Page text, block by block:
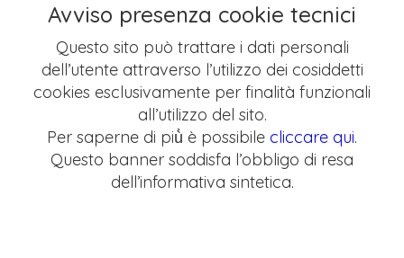
Avviso presenza cookie tecnici
Questo sito può trattare i dati personali
dell’utente attraverso l’utilizzo dei cosiddetti
cookies esclusivamente per finalità funzionali
all’utilizzo del sito.
Per saperne di più̀ è possibile cliccare qui.
Questo banner soddisfa l’obbligo di resa
dell’informativa sintetica.